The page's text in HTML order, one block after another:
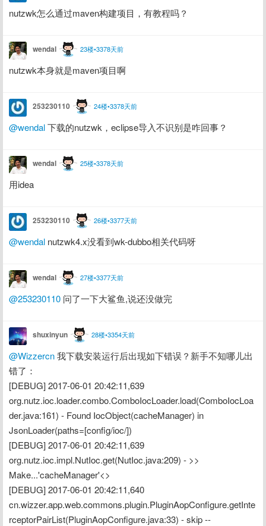
nutzwk怎么通过maven构建项目，有教程吗？
wendal 23楼•3378天前
nutzwk本身就是maven项目啊
253230110 24楼•3378天前
@wendal 下载的nutzwk，eclipse导入不识别是咋回事？
wendal 25楼•3378天前
用idea
253230110 26楼•3377天前
@wendal nutzwk4.x没看到wk-dubbo相关代码呀
wendal 27楼•3377天前
@253230110 问了一下大鲨鱼,说还没做完
shuxinyun 28楼•3354天前
@Wizzercn 我下载安装运行后出现如下错误？新手不知哪儿出
错了：
[DEBUG] 2017-06-01 20:42:11,639
org.nutz.ioc.loader.combo.ComboIocLoader.load(ComboIocLoa
der.java:161) - Found IocObject(cacheManager) in
JsonLoader(paths=[config/ioc/])
[DEBUG] 2017-06-01 20:42:11,639
org.nutz.ioc.impl.NutIoc.get(NutIoc.java:209) - >>
Make...'cacheManager'<>
[DEBUG] 2017-06-01 20:42:11,640
cn.wizzer.app.web.commons.plugin.PluginAopConfigure.getInte
rceptorPairList(PluginAopConfigure.java:33) - skip --